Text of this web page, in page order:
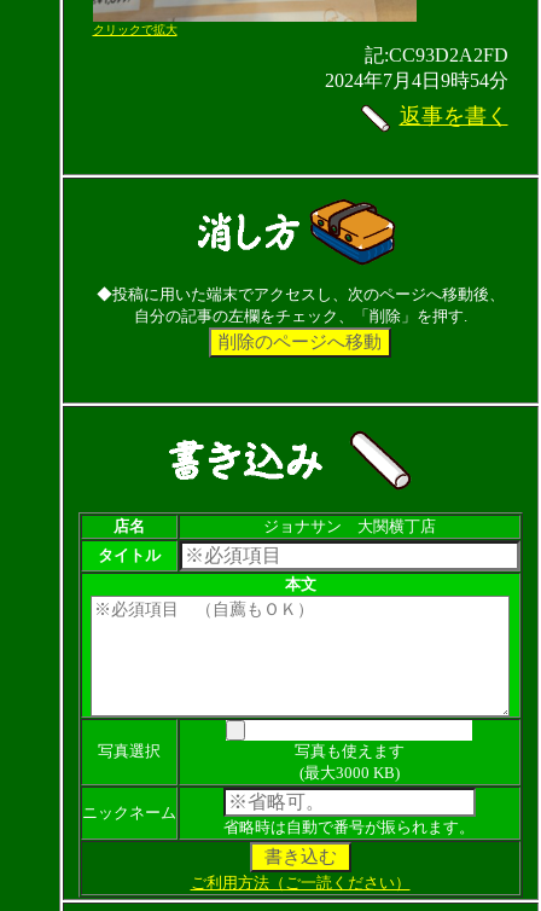
クリックで拡大
記:CC93D2A2FD
2024年7月4日9時54分
返事を書く
◆投稿に用いた端末でアクセスし、次のページへ移動後、
自分の記事の左欄をチェック、「削除」を押す.
店名
ジョナサン 大関横丁店
タイトル
本文
写真選択
写真も使えます
(最大3000 KB)
ニックネーム
省略時は自動で番号が振られます。
ご利用方法（ご一読ください）